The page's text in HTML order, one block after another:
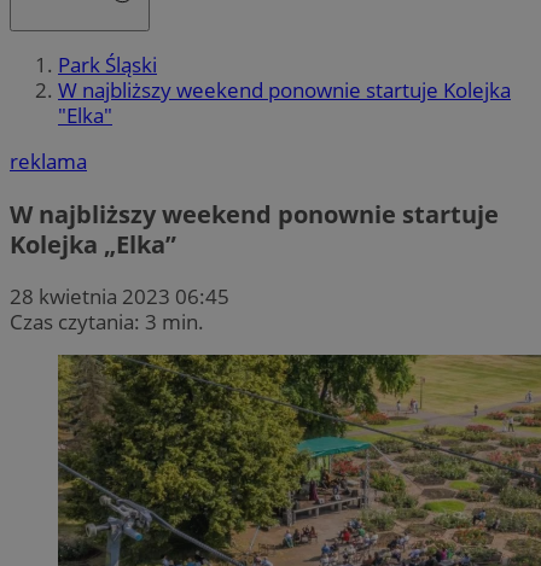
Park Śląski
W najbliższy weekend ponownie startuje Kolejka
"Elka"
reklama
W najbliższy weekend ponownie startuje
Kolejka „Elka”
28 kwietnia 2023 06:45
Czas czytania: 3 min.